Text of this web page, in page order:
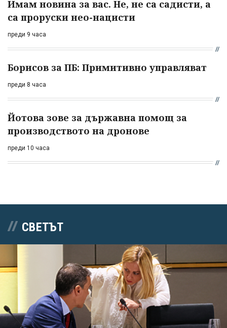
Имам новина за вас. Не, не са садисти, а
са проруски нео-нацисти
преди 9 часа
Борисов за ПБ: Примитивно управляват
преди 8 часа
Йотова зове за държавна помощ за
производството на дронове
преди 10 часа
СВЕТЪТ